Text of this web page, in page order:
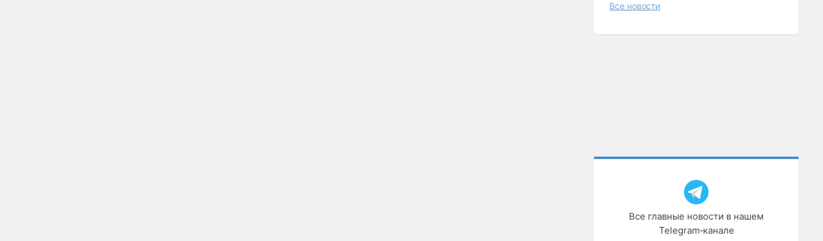
Все новости
Все главные новости в нашем
Telegram‑канале